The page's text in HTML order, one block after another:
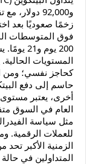
زخمًا صعوديًا بعد
فوق المتوسطات
200
كحاجز نفسي؛ ومن
العام في السوق
مثل سياسة
للعملات الرقمية.
الزمنية الأكبر
المتداولين في